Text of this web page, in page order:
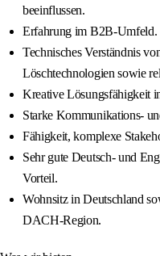
beeinflussen.
Erfahrung im B2B‑Umfeld.
Technisches Verständnis
Löschtechnologien sowie
Kreative Lösungsfähigkeit
Starke Kommunikations-
Fähigkeit, komplexe
Sehr gute Deutsch- und
Vorteil.
Wohnsitz in Deutschland
DACH‑Region.